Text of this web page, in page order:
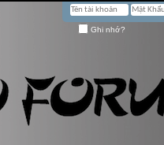
Ghi nhớ?